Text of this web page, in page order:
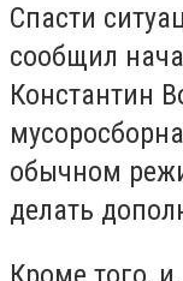
Спасти
сообщил
Константин
обычном
делать